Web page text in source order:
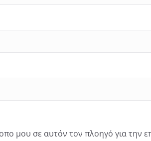
μου σε αυτόν τον πλοηγό για την